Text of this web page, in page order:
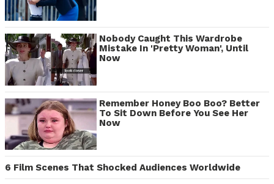
Nobody Caught This Wardrobe
Mistake In 'Pretty Woman', Until
Now
Remember Honey Boo Boo? Better
To Sit Down Before You See Her
Now
6 Film Scenes That Shocked Audiences Worldwide